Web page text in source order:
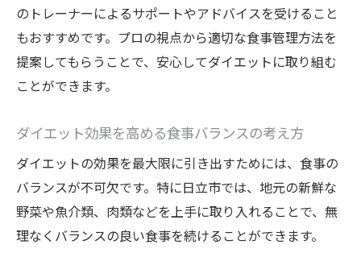
のトレーナーによるサポートやアドバイスを受けること
もおすすめです。プロの視点から適切な食事管理方法を
提案してもらうことで、安心してダイエットに取り組む
ことができます。
ダイエット効果を高める食事バランスの考え方
ダイエットの効果を最大限に引き出すためには、食事の
バランスが不可欠です。特に日立市では、地元の新鮮な
野菜や魚介類、肉類などを上手に取り入れることで、無
理なくバランスの良い食事を続けることができます。